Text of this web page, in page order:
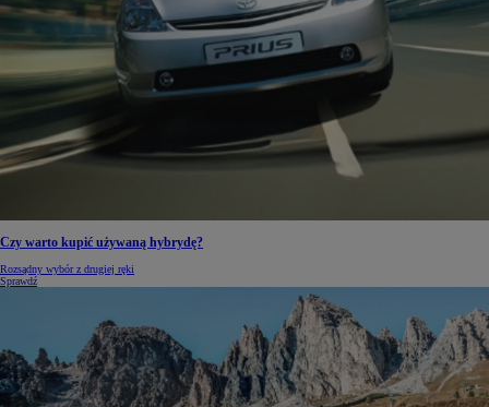
Czy warto kupić używaną hybrydę?
Rozsądny wybór z drugiej ręki
Sprawdź